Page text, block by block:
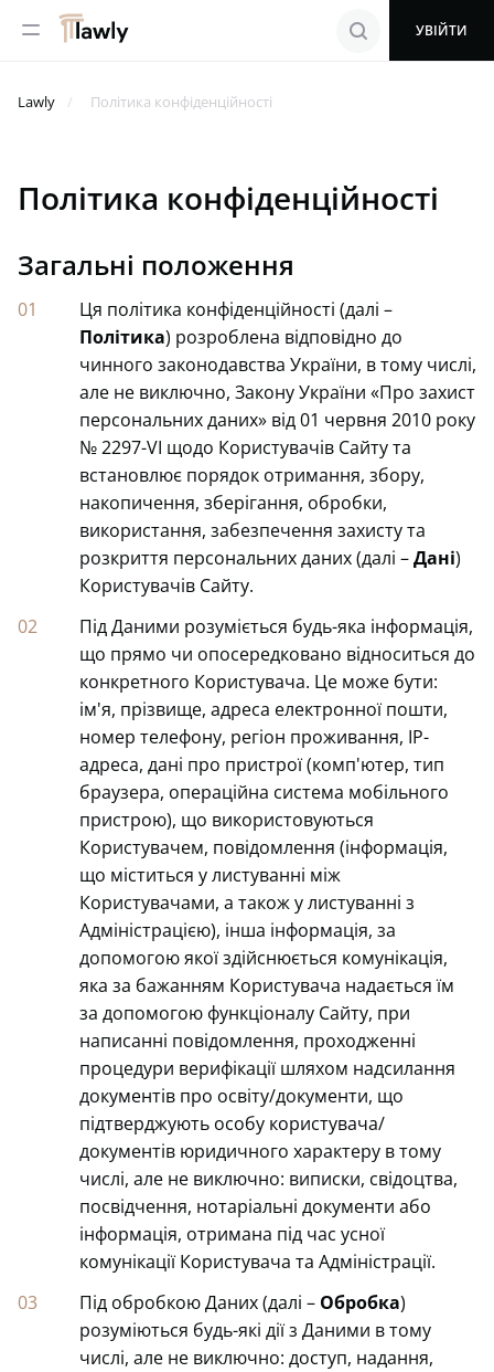
menu search УВІЙТИ
Lawly Політика конфіденційності
Політика конфіденційності
Загальні положення
Ця політика конфіденційності (далі –
Політика) розроблена відповідно до
чинного законодавства України, в тому числі,
але не виключно, Закону України «Про захист
персональних даних» від 01 червня 2010 року
№ 2297-VI щодо Користувачів Сайту та
встановлює порядок отримання, збору,
накопичення, зберігання, обробки,
використання, забезпечення захисту та
розкриття персональних даних (далі –Дані)
Користувачів Сайту.
Під Даними розуміється будь-яка інформація,
що прямо чи опосередковано відноситься до
конкретного Користувача. Це може бути:
ім'я, прізвище, адреса електронної пошти,
номер телефону, регіон проживання, IP-
адреса, дані про пристрої (комп'ютер, тип
браузера, операційна система мобільного
пристрою), що використовуються
Користувачем, повідомлення (інформація,
що міститься у листуванні між
Користувачами, а також у листуванні з
Адміністрацією), інша інформація, за
допомогою якої здійснюється комунікація,
яка за бажанням Користувача надається їм
за допомогою функціоналу Сайту, при
написанні повідомлення, проходженні
процедури верифікації шляхом надсилання
документів про освіту/документи, що
підтверджують особу користувача/
документів юридичного характеру в тому
числі, але не виключно: виписки, свідоцтва,
посвідчення, нотаріальні документи або
інформація, отримана під час усної
комунікації Користувача та Адміністрації.
Під обробкою Даних (далі – Обробка)
розуміються будь-які дії з Даними в тому
числі, але не виключно: доступ, надання,